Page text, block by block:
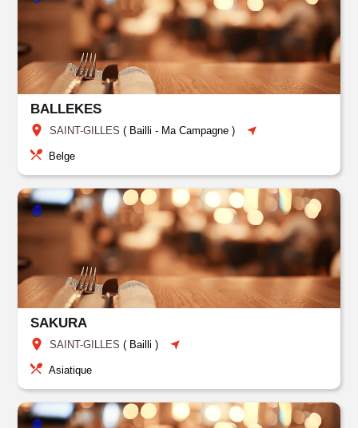
BALLEKES
SAINT-GILLES ( Bailli - Ma Campagne )
Belge
SAKURA
SAINT-GILLES ( Bailli )
Asiatique